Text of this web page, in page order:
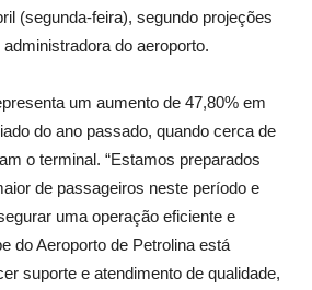
(segunda-feira), segundo projeções
do aeroporto.
um aumento de 47,80% em
do ano passado, quando cerca de
o terminal. “Estamos preparados
de passageiros neste período e
uma operação eficiente e
do Aeroporto de Petrolina está
suporte e atendimento de qualidade,